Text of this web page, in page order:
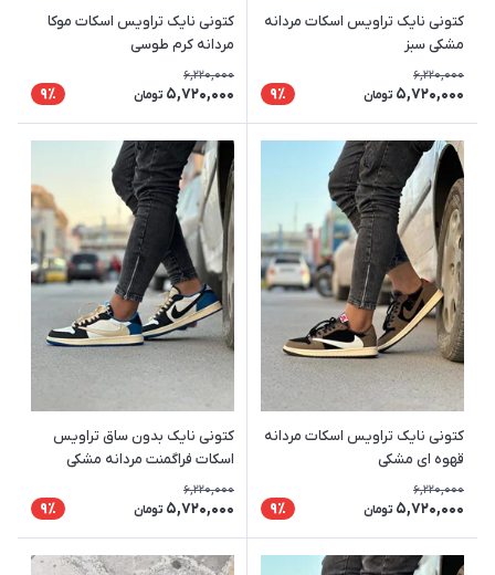
کتونی نایک تراویس اسکات مردانه
مشکی سبز
6,220,000
5,720,000 تومان 9٪
کتونی نایک تراویس اسکات موکا
مردانه کرم طوسی
6,220,000
5,720,000 تومان 9٪
کتونی نایک تراویس اسکات مردانه
قهوه ای مشکی
6,220,000
5,720,000 تومان 9٪
کتونی نایک بدون ساق تراویس
اسکات فراگمنت مردانه مشکی
سفید با زیره ی آبی
6,220,000
5,720,000 تومان 9٪